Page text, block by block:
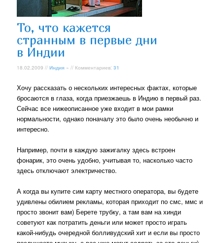
То, что кажется
странным в первые дни
в Индии
18.02.2009 //Индия » // Комментариев:31
Хочу рассказать о нескольких интересных фактах, которые
бросаются в глаза, когда приезжаешь в Индию в первый раз.
Сейчас все нижеописанное уже входит в мои рамки
нормальности, однако поначалу это было очень необычно и
интересно.
Например, почти в каждую зажигалку здесь встроен
фонарик, это очень удобно, учитывая то, насколько часто
здесь отключают электричество.
А когда вы купите сим карту местного оператора, вы будете
удивлены обилием рекламы, которая приходит по смс, ммс и
просто звонит вам) Берете трубку, а там вам на хинди
советуют как потратить деньги или может просто играть
какой-нибудь очередной болливудский хит и если вы просто